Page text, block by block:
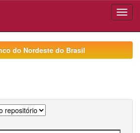
do Nordeste do Brasil